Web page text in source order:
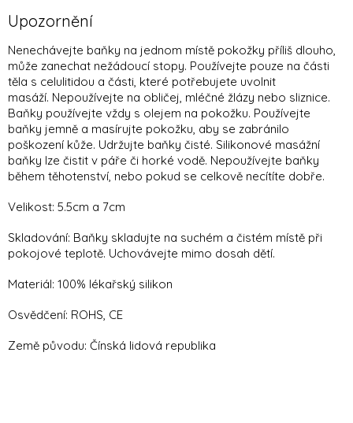
Upozornění
Nenechávejte baňky na jednom místě pokožky příliš dlouho,
může zanechat nežádoucí stopy. Používejte pouze na části
těla s celulitidou a části, které potřebujete uvolnit
masáží. Nepoužívejte na obličej, mléčné žlázy nebo sliznice.
Baňky používejte vždy s olejem na pokožku. Používejte
baňky jemně a masírujte pokožku, aby se zabránilo
poškození kůže. Udržujte baňky čisté. Silikonové masážní
baňky lze čistit v páře či horké vodě. Nepoužívejte baňky
během těhotenství, nebo pokud se celkově necítíte dobře.
Velikost: 5.5cm a 7cm
Skladování: Baňky skladujte na suchém a čistém místě při
pokojové teplotě. Uchovávejte mimo dosah dětí.
Materiál: 100% lékařský silikon
Osvědčení: ROHS, CE
Země původu: Čínská lidová republika